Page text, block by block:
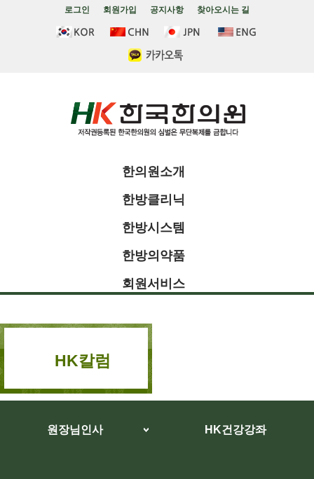
로그인 회원가입 공지사항 찾아오시는 길
한의원소개
한방클리닉
한방시스템
한방의약품
회원서비스
HK칼럼
원장님인사 HK건강강좌